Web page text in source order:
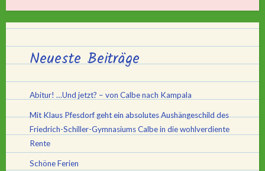
Neueste Beiträge
Abitur! …Und jetzt? – von Calbe nach Kampala
Mit Klaus Pfesdorf geht ein absolutes Aushängeschild des
Friedrich-Schiller-Gymnasiums Calbe in die wohlverdiente
Rente
Schöne Ferien